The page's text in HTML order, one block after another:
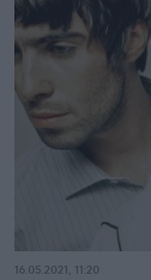
16.05.2021, 11:20